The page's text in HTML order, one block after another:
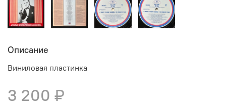
Описание
Виниловая пластинка
3 200 ₽